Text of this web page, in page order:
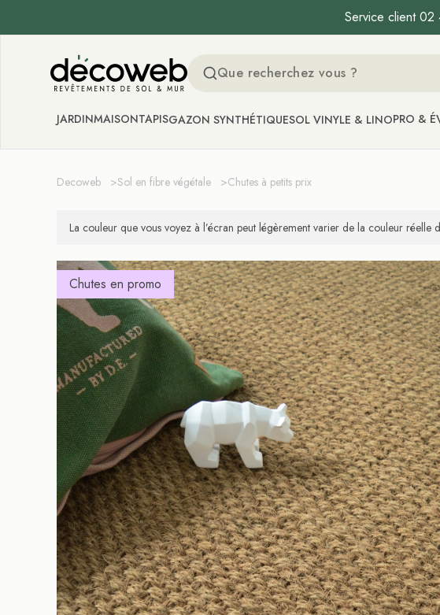
Service client
Decoweb
JARDINMAISONTAPISGAZON SYNTHÉTIQUESOL VINYLE & LINOPRO &
Decoweb >Sol en fibre végétale >Chutes à petits prix
La couleur que vous voyez à l’écran peut légèrement varier de la couleur réelle
Chutes en promo